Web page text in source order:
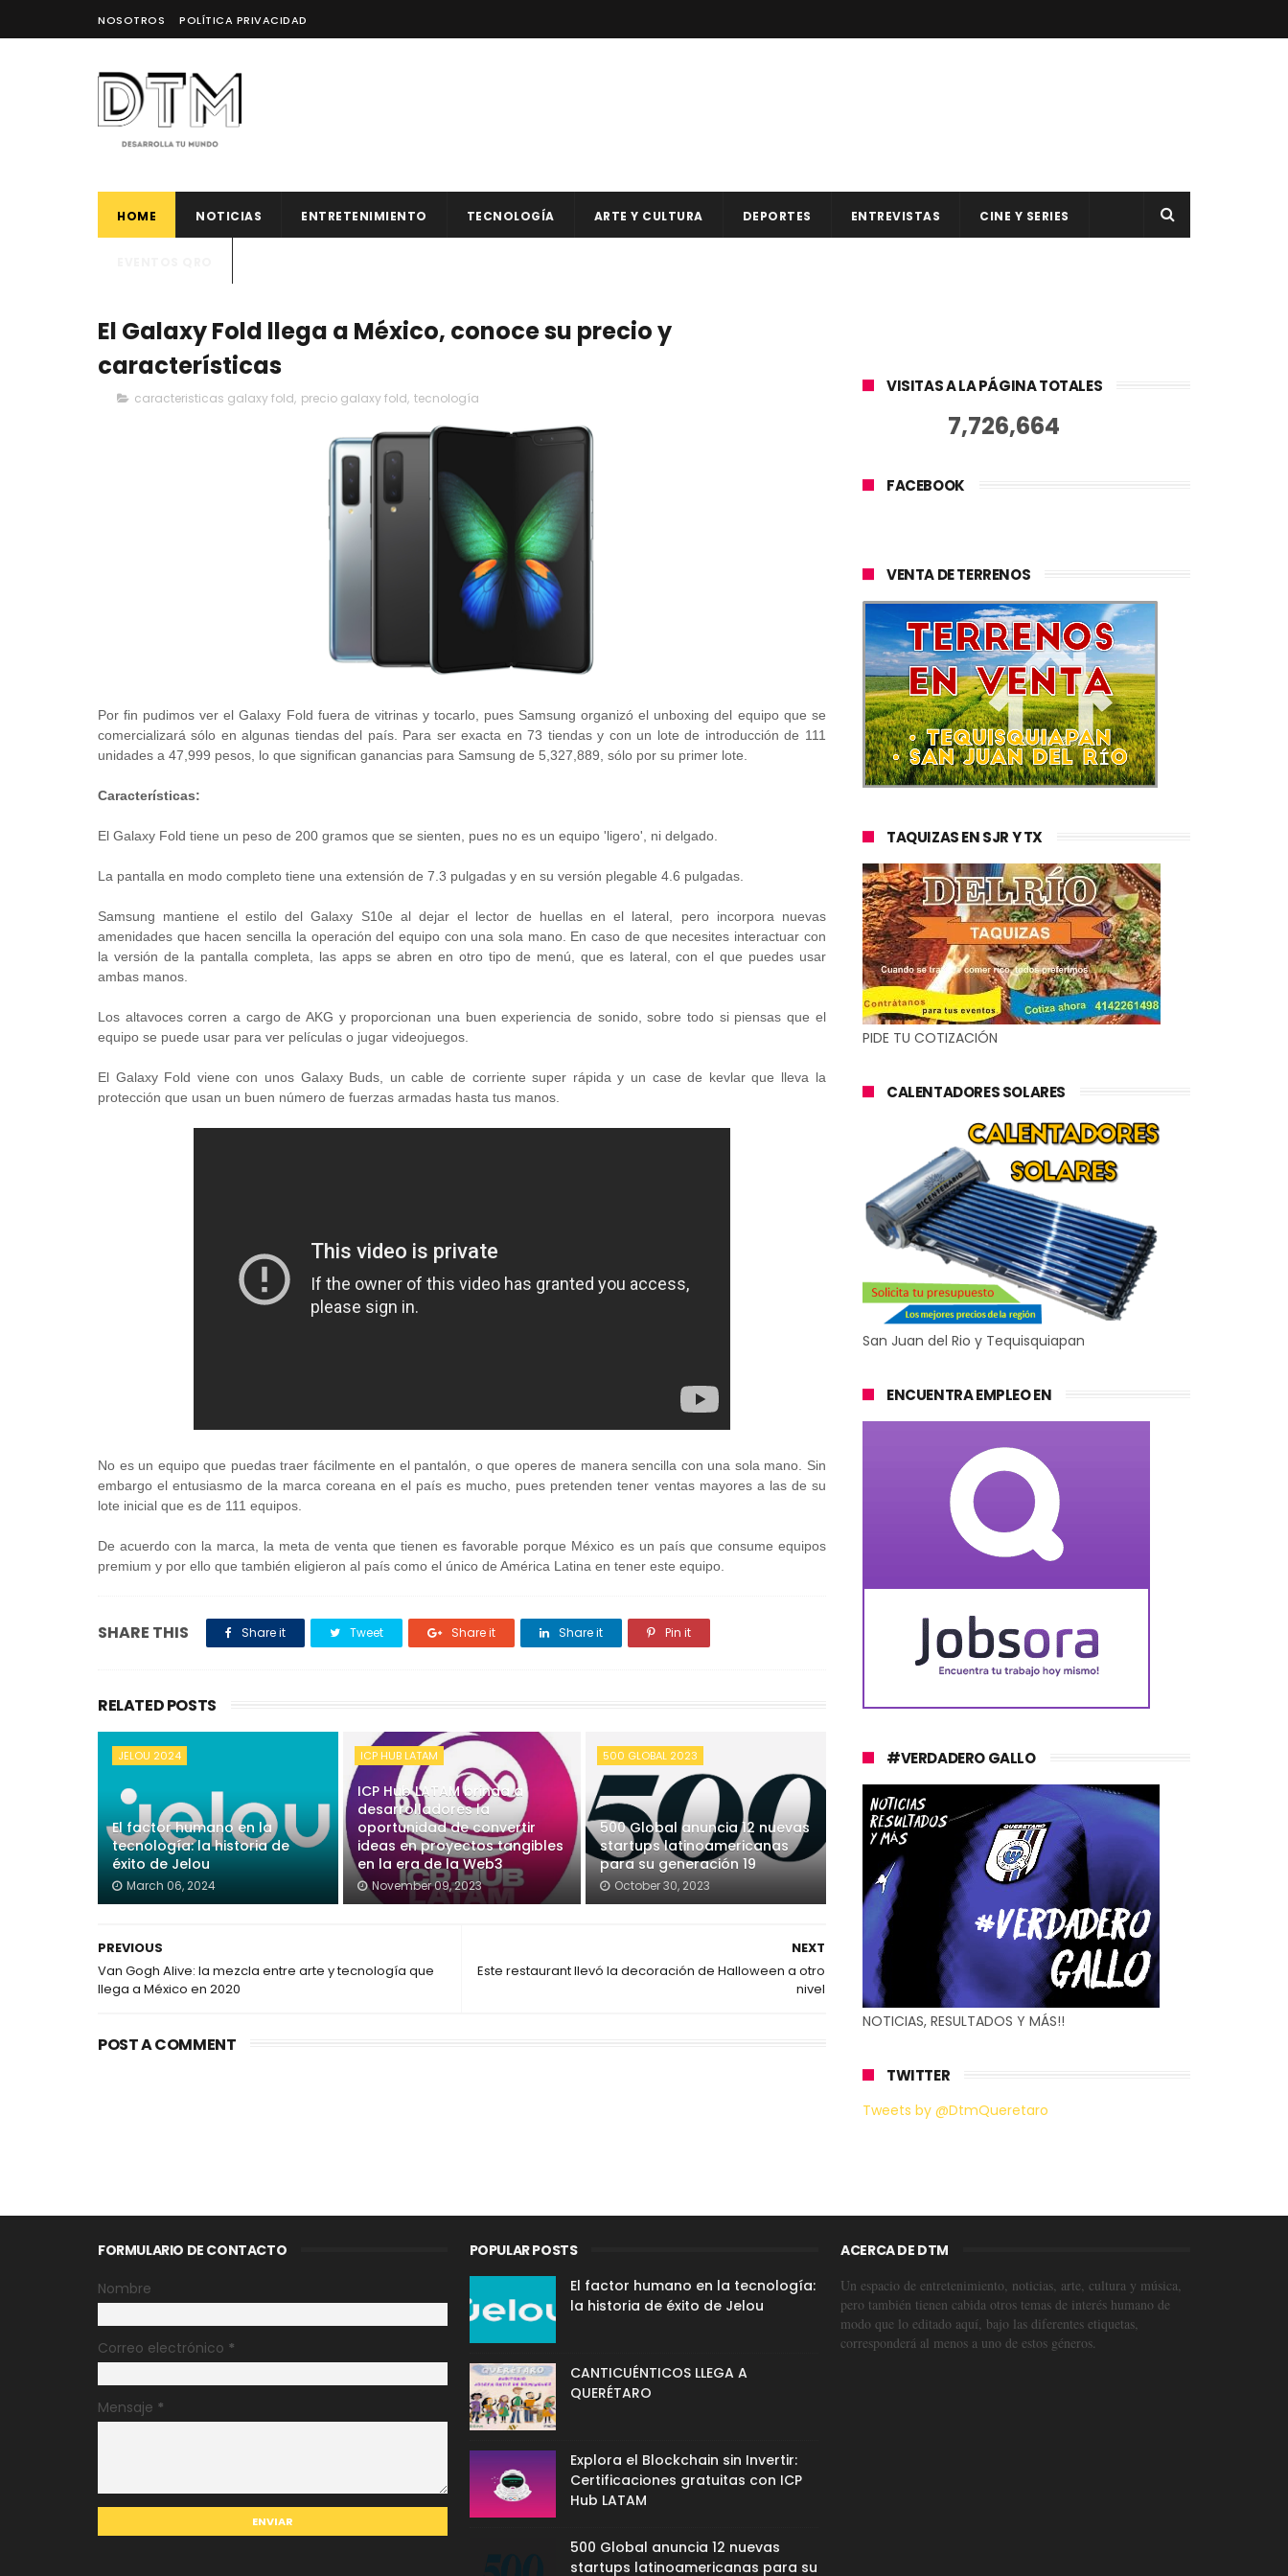
NOSOTROS POLÍTICA PRIVACIDAD
HOME NOTICIAS ENTRETENIMIENTO TECNOLOGÍA ARTE Y CULTURA DEPORTES ENTREVISTAS CINE Y SERIES
El Galaxy Fold llega a México, conoce su precio y
características
caracteristicas galaxy fold, precio galaxy fold, tecnología
Por fin pudimos ver el Galaxy Fold fuera de vitrinas y tocarlo, pues Samsung organizó el unboxing del equipo que se
comercializará sólo en algunas tiendas del país. Para ser exacta en 73 tiendas y con un lote de introducción de 111
unidades a 47,999 pesos, lo que significan ganancias para Samsung de 5,327,889, sólo por su primer lote.
Características:
El Galaxy Fold tiene un peso de 200 gramos que se sienten, pues no es un equipo 'ligero', ni delgado.
La pantalla en modo completo tiene una extensión de 7.3 pulgadas y en su versión plegable 4.6 pulgadas.
Samsung mantiene el estilo del Galaxy S10e al dejar el lector de huellas en el lateral, pero incorpora nuevas
amenidades que hacen sencilla la operación del equipo con una sola mano. En caso de que necesites interactuar con
la versión de la pantalla completa, las apps se abren en otro tipo de menú, que es lateral, con el que puedes usar
ambas manos.
Los altavoces corren a cargo de AKG y proporcionan una buen experiencia de sonido, sobre todo si piensas que el
equipo se puede usar para ver películas o jugar videojuegos.
El Galaxy Fold viene con unos Galaxy Buds, un cable de corriente super rápida y un case de kevlar que lleva la
protección que usan un buen número de fuerzas armadas hasta tus manos.
No es un equipo que puedas traer fácilmente en el pantalón, o que operes de manera sencilla con una sola mano. Sin
embargo el entusiasmo de la marca coreana en el país es mucho, pues pretenden tener ventas mayores a las de su
lote inicial que es de 111 equipos.
De acuerdo con la marca, la meta de venta que tienen es favorable porque México es un país que consume equipos
premium y por ello que también eligieron al país como el único de América Latina en tener este equipo.
SHARE THIS Share it Tweet Share it Share it Pin it
RELATED POSTS
JELOU 2024
El factor humano en la
tecnología: la historia de
éxito de Jelou
March 06, 2024
ICP HUB LATAM
ICP Hub LATAM brinda a
desarrolladores la
oportunidad de convertir
ideas en proyectos tangibles
en la era de la Web3
November 09, 2023
500 GLOBAL 2023
500 Global anuncia 12 nuevas
startups latinoamericanas
para su generación 19
October 30, 2023
NEXT
Este restaurant llevó la decoración de Halloween a otro
nivel
PREVIOUS
Van Gogh Alive: la mezcla entre arte y tecnología que
llega a México en 2020
POST A COMMENT
VISITAS A LA PÁGINA TOTALES
7,726,664
FACEBOOK
VENTA DE TERRENOS
TAQUIZAS EN SJR Y TX
PIDE TU COTIZACIÓN
CALENTADORES SOLARES
San Juan del Rio y Tequisquiapan
ENCUENTRA EMPLEO EN
#VERDADERO GALLO
NOTICIAS, RESULTADOS Y MÁS!!
TWITTER
Tweets by @DtmQueretaro
FORMULARIO DE CONTACTO
Nombre
Correo electrónico *
Mensaje *
POPULAR POSTS
El factor humano en la tecnología:
la historia de éxito de Jelou
CANTICUÉNTICOS LLEGA A
QUERÉTARO
Explora el Blockchain sin Invertir:
Certificaciones gratuitas con ICP
Hub LATAM
500 Global anuncia 12 nuevas
startups latinoamericanas para su
ACERCA DE DTM
Un espacio de entretenimiento, noticias, arte, cultura y música,
pero también tienen cabida otros temas de interés humano de
modo que lo editado aquí, bajo las diferentes etiquetas,
corresponderá al menos a uno de estos géneros.